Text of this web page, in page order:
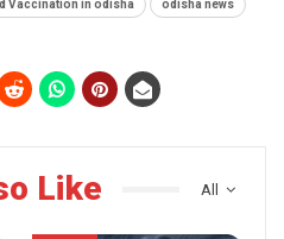
Vaccination in odisha odisha news
All
Like